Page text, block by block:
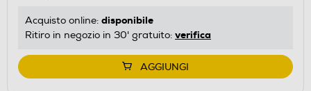
Acquisto online: disponibile
Ritiro in negozio in 30' gratuito: verifica
AGGIUNGI